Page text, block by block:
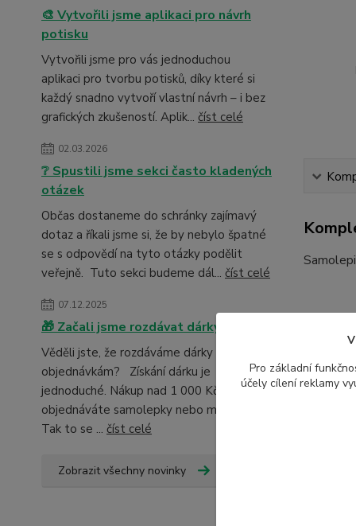
🎨 Vytvořili jsme aplikaci pro návrh
potisku
Vytvořili jsme pro vás jednoduchou
aplikaci pro tvorbu potisků, díky které si
každý snadno vytvoří vlastní návrh – i bez
grafických zkušeností. Aplik... číst celé
02.03.2026
❔ Spustili jsme sekci často kladených
otázek
Občas dostaneme do schránky zajímavý
dotaz a říkali jsme si, že by nebylo špatné
se s odpovědí na tyto otázky podělit
veřejně. Tuto sekci budeme dál... číst celé
07.12.2025
🎁 Začali jsme rozdávat dárky
Věděli jste, že rozdáváme dárky k
objednávkám? Získání dárku je
jednoduché. Nákup nad 1 000 Kč:
objednáváte samolepky nebo magnetky?
Tak to se ... číst celé
Zobrazit všechny novinky
Pro základní
účely cílení reklamy